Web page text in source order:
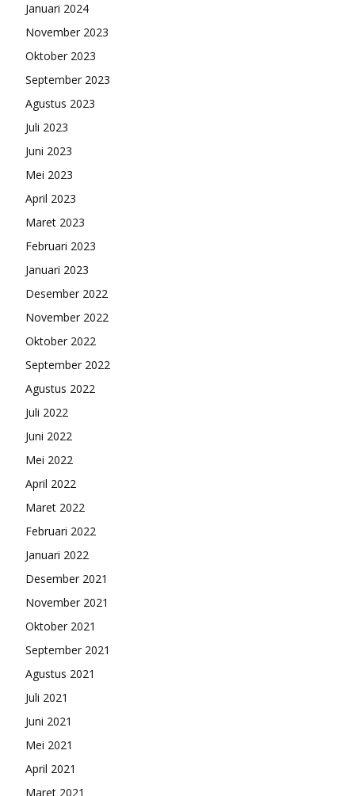
Januari 2024
November 2023
Oktober 2023
September 2023
Agustus 2023
Juli 2023
Juni 2023
Mei 2023
April 2023
Maret 2023
Februari 2023
Januari 2023
Desember 2022
November 2022
Oktober 2022
September 2022
Agustus 2022
Juli 2022
Juni 2022
Mei 2022
April 2022
Maret 2022
Februari 2022
Januari 2022
Desember 2021
November 2021
Oktober 2021
September 2021
Agustus 2021
Juli 2021
Juni 2021
Mei 2021
April 2021
Maret 2021